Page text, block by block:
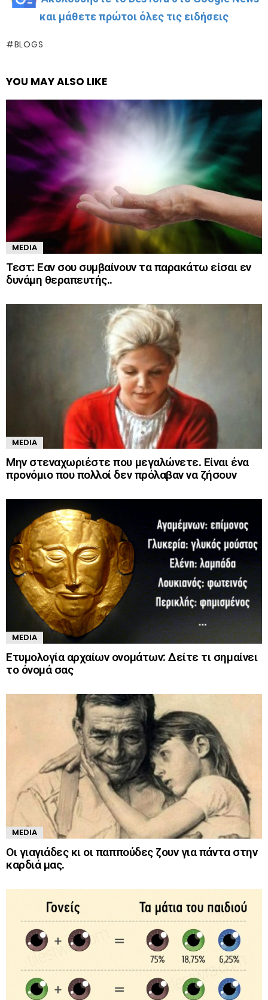
και μάθετε πρώτοι όλες τις ειδήσεις
BLOGS
YOU MAY ALSO LIKE
MEDIA
Τεστ: Εαν σου συμβαίνουν τα παρακάτω είσαι εν
δυνάμη θεραπευτής..
MEDIA
Μην στεναχωριέστε που μεγαλώνετε. Είναι ένα
προνόμιο που πολλοί δεν πρόλαβαν να ζήσουν
MEDIA
Ετυμολογία αρχαίων ονομάτων: Δείτε τι σημαίνει
το όνομά σας
MEDIA
Οι γιαγιάδες κι οι παππούδες ζουν για πάντα στην
καρδιά μας.